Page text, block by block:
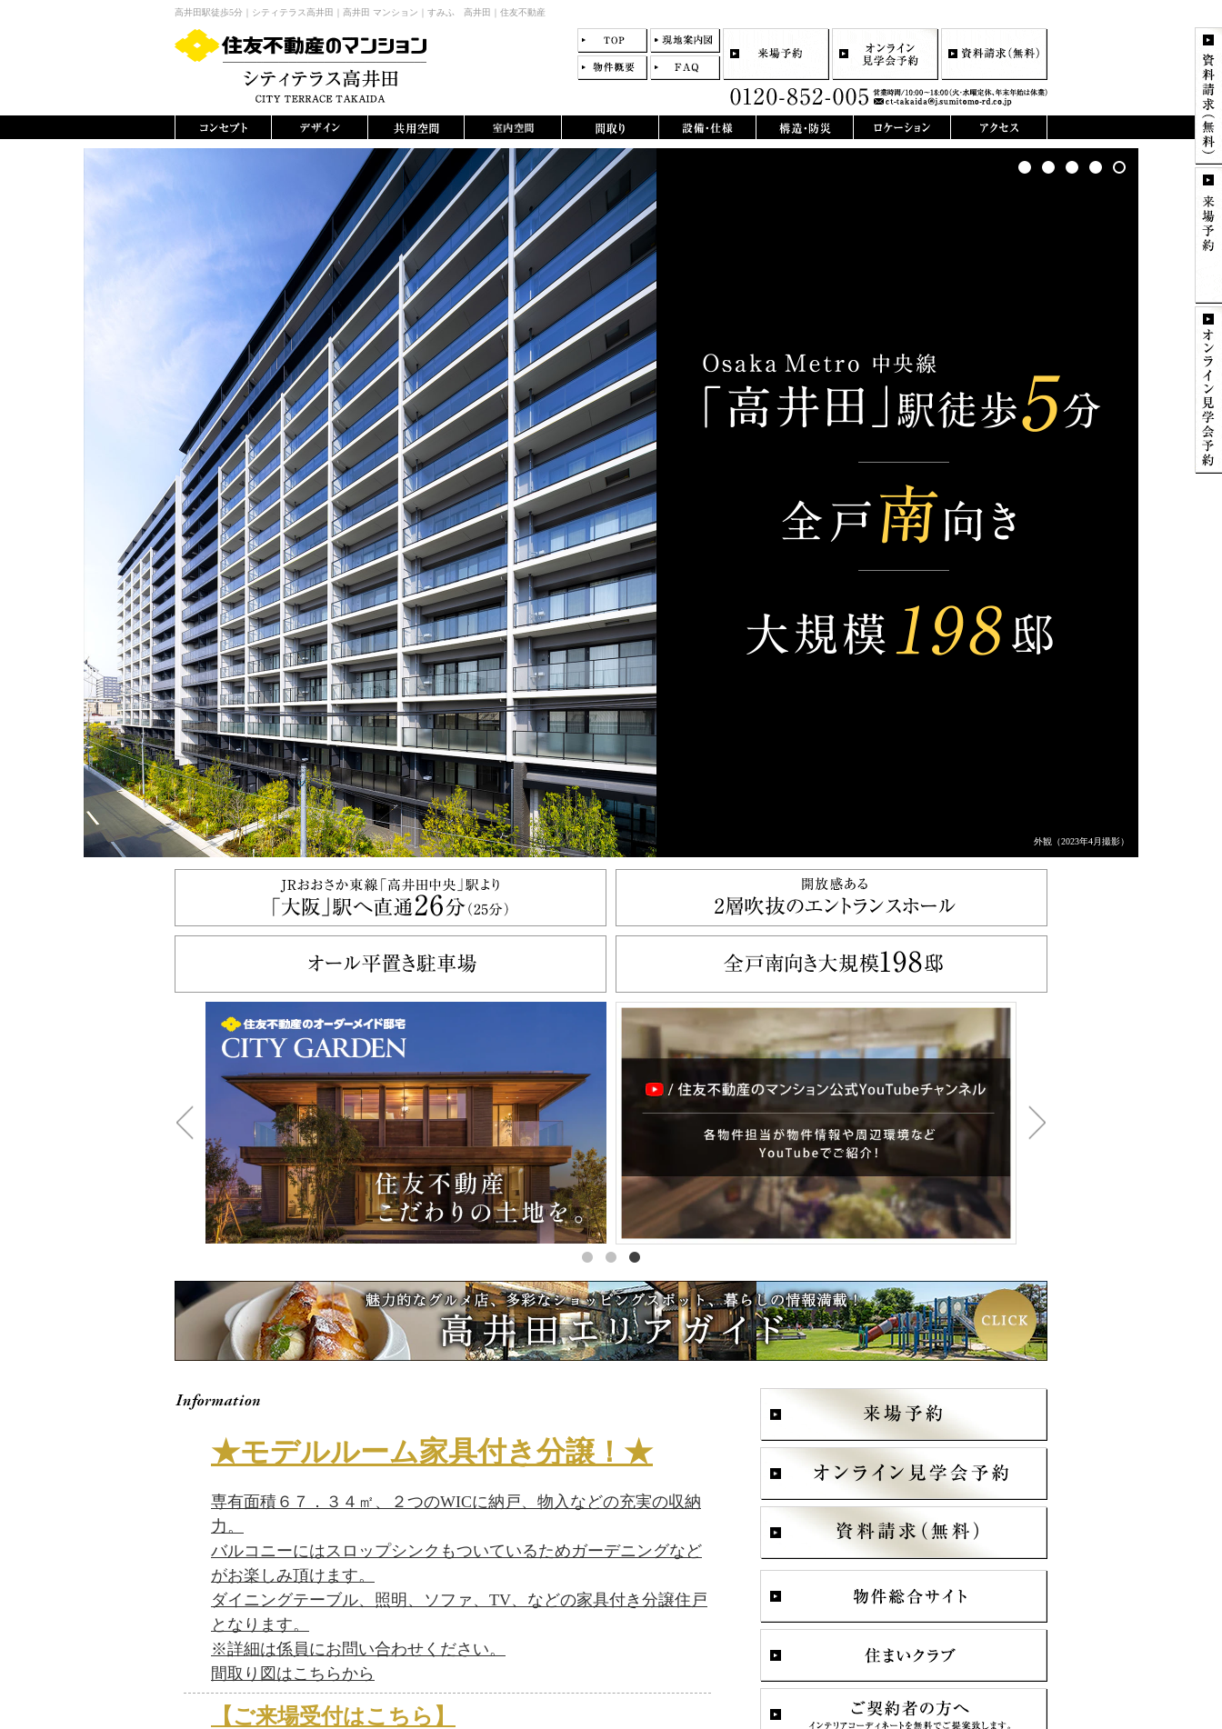
高井田駅徒歩5分｜シティテラス高井田｜高井田 マンション｜すみふ 高井田｜住友不動産
外観（2023年4月撮影）
★モデルルーム家具付き分譲！★
専有面積６７．３４㎡、２つのWICに納戸、物入などの充実の収納
力。
バルコニーにはスロップシンクもついているためガーデニングなど
がお楽しみ頂けます。
ダイニングテーブル、照明、ソファ、TV、などの家具付き分譲住戸
となります。
※詳細は係員にお問い合わせください。
間取り図はこちらから
【ご来場受付はこちら】